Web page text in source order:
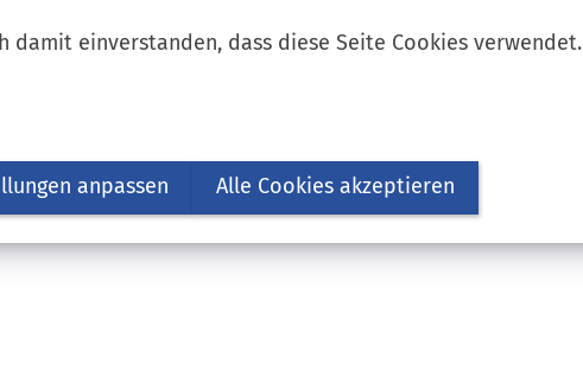
damit einverstanden, dass diese Seite Cookies verwendet.
anpassen Alle Cookies akzeptieren